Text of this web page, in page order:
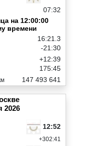
07:32
на 12:00:00
времени
16:21.3
-21:30
+12:39
175:45
147 493 641
2026
12:52
+302:41